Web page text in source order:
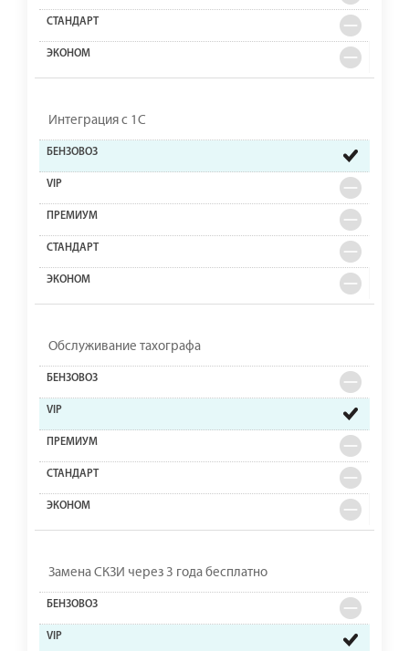
Интеграция с 1С
Обслуживание тахографа
Замена СКЗИ через 3 года бесплатно